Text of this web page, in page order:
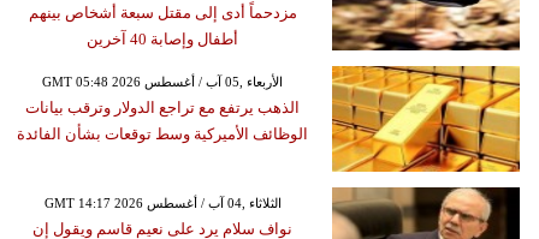
مزدحماً أدى إلى مقتل سبعة أشخاص بينهم
أطفال وإصابة 40 آخرين
GMT 05:48 2026 الأربعاء ,05 آب / أغسطس
الذهب يرتفع مع تراجع الدولار وترقب بيانات
الوظائف الأميركية وسط توقعات بشأن الفائدة
GMT 14:17 2026 الثلاثاء ,04 آب / أغسطس
نواف سلام يرد على نعيم قاسم ويقول إن